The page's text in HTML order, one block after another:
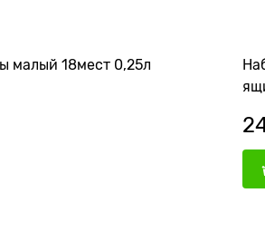
малый 18мест 0,25л